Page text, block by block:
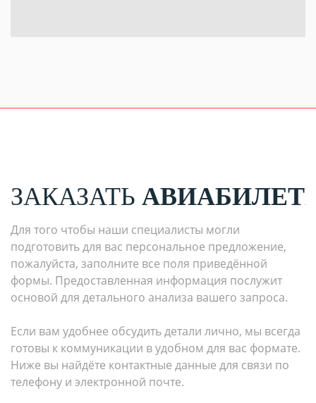
ЗАКАЗАТЬ
Для того чтобы наши специалисты могли
подготовить для вас персональное предложение,
пожалуйста, заполните все поля приведённой
формы. Предоставленная информация послужит
основой для детального анализа вашего запроса.
Если вам удобнее обсудить детали лично, мы всегда
готовы к коммуникации в удобном для вас формате.
Ниже вы найдёте контактные данные для связи по
телефону и электронной почте.